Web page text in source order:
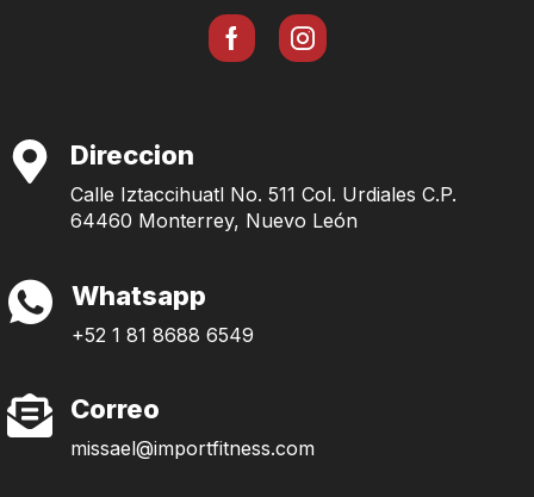
Direccion
Calle Iztaccihuatl No. 511 Col. Urdiales C.P.
64460 Monterrey, Nuevo León
Whatsapp
+52 1 81 8688 6549
Correo
missael@importfitness.com